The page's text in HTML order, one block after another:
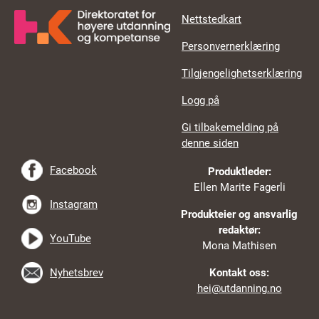
Opptak
Generell studiekompetanse
ellerrealkompetanse
Dersom du ikke har studiekompetanse men fyller 25
realkompetanse
Nettstedkart
Personvernerklæring
Tilgjengelighetserklæring
Logg på
Gi tilbakemelding på
denne siden
Produktleder:
Ellen Marite Fagerli
Produkteier og ansvarlig
redaktør:
Mona Mathisen
Kontakt oss:
hei@utdanning.no
Facebook
Instagram
YouTube
Nyhetsbrev